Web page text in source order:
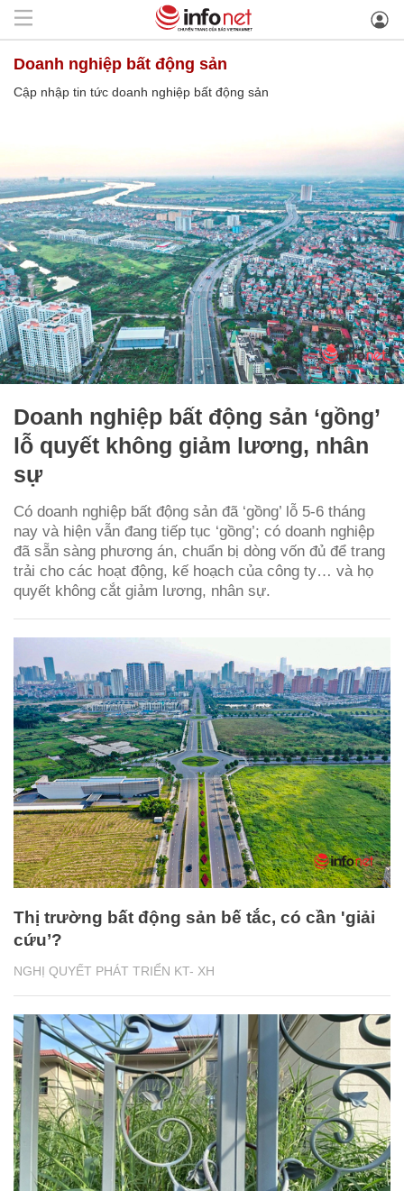
doanh nghiệp bất động sản
Cập nhập tin tức doanh nghiệp bất động sản
Doanh nghiệp bất động sản ‘gồng’
lỗ quyết không giảm lương, nhân
sự
Có doanh nghiệp bất động sản đã ‘gồng’ lỗ 5-6 tháng
nay và hiện vẫn đang tiếp tục ‘gồng’; có doanh nghiệp
đã sẵn sàng phương án, chuẩn bị dòng vốn đủ để trang
trải cho các hoạt động, kế hoạch của công ty… và họ
quyết không cắt giảm lương, nhân sự.
NGHỊ QUYẾT PHÁT TRIỂN KT- XH
Thị trường bất động sản bế tắc, có cần 'giải
cứu’?